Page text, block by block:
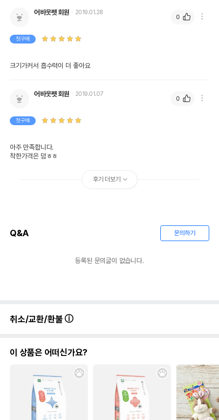
어바웃펫 회원 2019.01.28
첫구매
크기가커서 흡수력이 더 좋아요
0
어바웃펫 회원 2019.01.07
첫구매
아주 만족합니다.
착한가격은 덤ㅎㅎ
0
후기 더보기
Q&A 문의하기
등록된 문의글이 없습니다.
취소/교환/환불
이 상품은 어떠신가요?